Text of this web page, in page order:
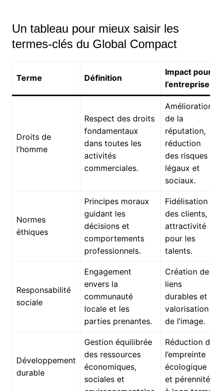
Un tableau pour mieux saisir les
termes-clés du Global Compact
Terme Définition
Impact pour
l’entreprise
Droits de
l’homme
Respect des droits
fondamentaux
dans toutes les
activités
commerciales.
Amélioration
de la
réputation,
réduction
des risques
légaux et
sociaux.
Normes
éthiques
Principes moraux
guidant les
décisions et
comportements
professionnels.
Fidélisation
des clients,
attractivité
pour les
talents.
Responsabilité
sociale
Engagement
envers la
communauté
locale et les
parties prenantes.
Création de
liens
durables et
valorisation
de l’image.
Développement
durable
Gestion équilibrée
des ressources
économiques,
sociales et
Réduction de
l’empreinte
écologique
et pérennité